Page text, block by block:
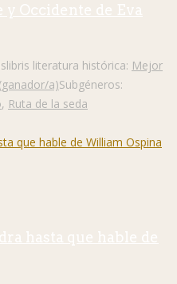
Occidente de Eva
literatura histórica: Mejor
a)Subgéneros:
, Ruta de la seda
hasta que hable de